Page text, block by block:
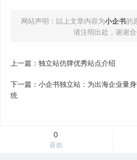
网站声明：以上文章内容为小企书的
请注明出处，谢谢合
上一篇：独立站仿牌优秀站点介绍
下一篇：小企书独立站：为出海企业量
统
0
喜欢